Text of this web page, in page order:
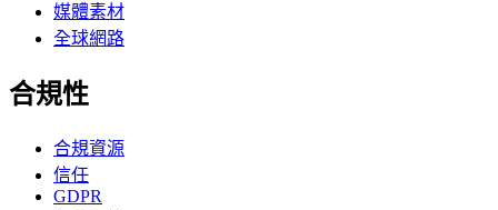
媒體素材
全球網路
合規性
合規資源
信任
GDPR